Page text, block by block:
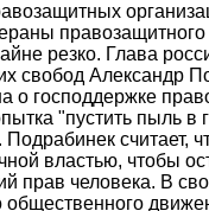
резко. Глава
свобод Александр
о господдержке
"пустить пыль в
считает,
властью, чтобы
прав человека. В